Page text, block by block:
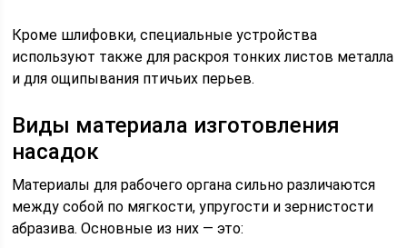
Кроме шлифовки, специальные устройства
используют также для раскроя тонких листов металла
и для ощипывания птичьих перьев.
Виды материала изготовления
насадок
Материалы для рабочего органа сильно различаются
между собой по мягкости, упругости и зернистости
абразива. Основные из них — это: